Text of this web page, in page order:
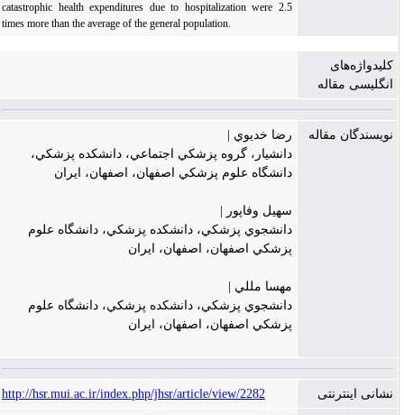
catastrophic health expenditures due to hospitalization were 2.5
times more than the average of the general population.
کلیدواژه‌های
انگلیسی مقاله
نویسندگان مقاله
رضا خديوي |
دانشيار، گروه پزشکي اجتماعي، دانشکده پزشکي،
دانشگاه علوم پزشکي اصفهان، اصفهان، ايران
سهيل وفاپور |
دانشجوي پزشکي، دانشکده پزشکي، دانشگاه علوم
پزشکي اصفهان، اصفهان، ايران
مهسا مللي |
دانشجوي پزشکي، دانشکده پزشکي، دانشگاه علوم
پزشکي اصفهان، اصفهان، ايران
نشانی اینترنتی http://hsr.mui.ac.ir/index.php/jhsr/article/view/2282